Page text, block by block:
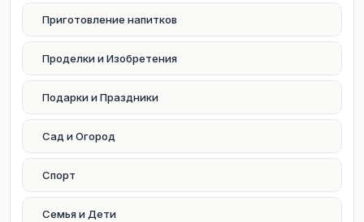
Приготовление напитков
Проделки и Изобретения
Подарки и Праздники
Сад и Огород
Спорт
Семья и Дети